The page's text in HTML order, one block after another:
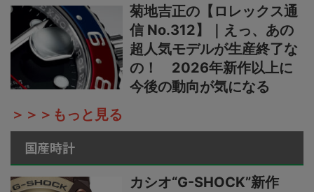
菊地吉正の【ロレックス通
信 No.312】｜えっ、あの
超人気モデルが生産終了な
の！ 2026年新作以上に
今後の動向が気になる
＞＞＞もっと見る
国産時計
カシオ“G-SHOCK”新作